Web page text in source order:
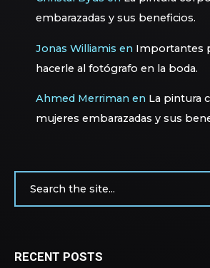
embarazadas y sus beneficios.
Jonas Williamis en Importantes
hacerle al fotógrafo en la boda.
Ahmed Merriman en La pintura
mujeres embarazadas y sus
RECENT POSTS